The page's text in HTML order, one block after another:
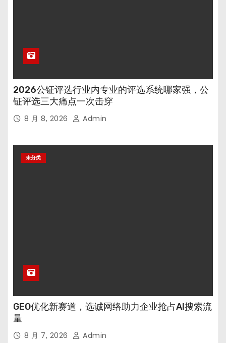
2026公钲评选行业内专业的评选系统哪家强，公
钲评选三大痛点一次击穿
8 月 8, 2026 Admin
未分类
GEO优化新赛道，选诚网络助力企业抢占AI搜索流
量
8 月 7, 2026 Admin